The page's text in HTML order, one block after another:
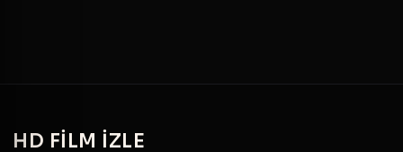
HD FILM IZLE